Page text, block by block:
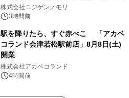
のは今年が最後！ 「ラスト！ドキがム
ネムネ～大作戦！」始動
株式会社ニジゲンノモリ
3時間前
駅を降りたら、すぐ赤べこ 「アカベ
コランド会津若松駅前店」8月8日(土)
開業
株式会社アカベコランド
4時間前